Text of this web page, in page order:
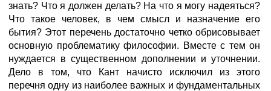
знать? Что я должен делать? На что я могу надеяться?
Что такое человек, в чем смысл и назначение его
бытия? Этот перечень достаточно четко обрисовывает
основную проблематику философии. Вместе с тем он
нуждается в существенном дополнении и уточнении.
Дело в том, что Кант начисто исключил из этого
перечня одну из наиболее важных и фундаментальных